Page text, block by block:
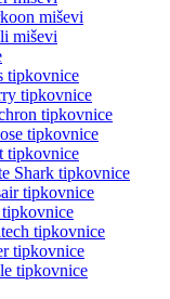
miševi
miševi
tipkovnice
tipkovnice
tipkovnice
tipkovnice
tipkovnice
Shark tipkovnice
tipkovnice
tipkovnice
tipkovnice
tipkovnice